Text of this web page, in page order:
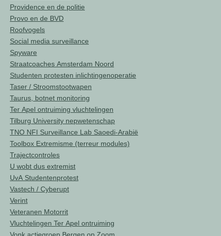
Providence en de politie
Provo en de BVD
Roofvogels
Social media surveillance
Spyware
Straatcoaches Amsterdam Noord
Studenten protesten inlichtingenoperatie
Taser / Stroomstootwapen
Taurus, botnet monitoring
Ter Apel ontruiming vluchtelingen
Tilburg University nepwetenschap
TNO NFI Surveillance Lab Saoedi-Arabië
Toolbox Extremisme (terreur modules)
Trajectcontroles
U wobt dus extremist
UvA Studentenprotest
Vastech / Cyberupt
Verint
Veteranen Motorrit
Vluchtelingen Ter Apel ontruiming